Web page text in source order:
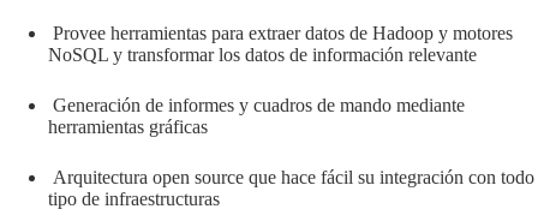
Provee herramientas para extraer datos de Hadoop y motores
NoSQL y transformar los datos de información relevante
Generación de informes y cuadros de mando mediante
herramientas gráficas
Arquitectura open source que hace fácil su integración con todo
tipo de infraestructuras